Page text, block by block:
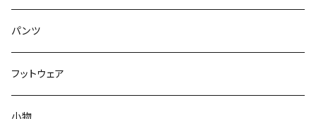
パンツ
フットウェア